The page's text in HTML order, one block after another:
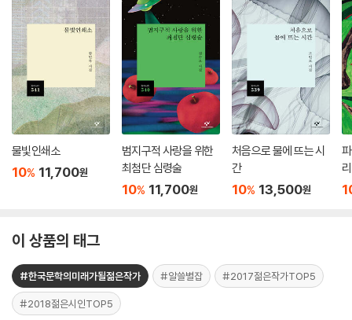
물빛인쇄소
10% 11,700원
범지구적 사랑을 위한
최첨단 심령술
10% 11,700원
처음으로 물에 뜨는 시
간
10% 13,500원
이 상품의 태그
#한국문학의미래가될젊은작가 #알쓸별잡 #2017젊은작가TOP5
#2018젊은시인TOP5